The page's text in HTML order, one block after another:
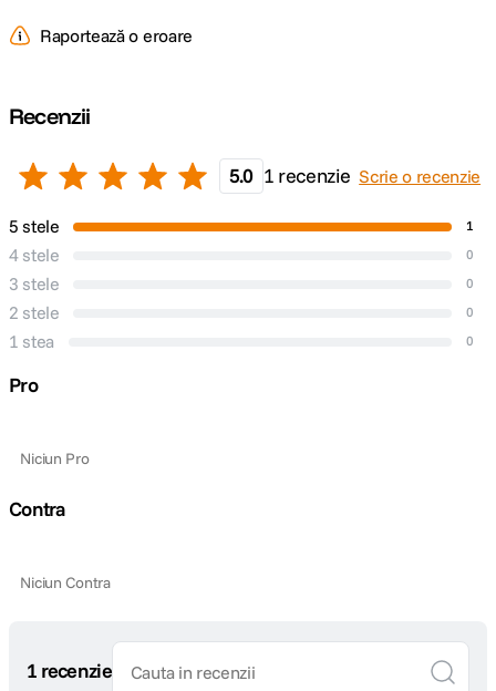
Raportează o eroare
Recenzii
5.0 1 recenzie Scrie o recenzie
5 stele 1
4 stele 0
3 stele 0
2 stele 0
1 stea 0
Pro
Niciun Pro
Contra
Niciun Contra
1 recenzie